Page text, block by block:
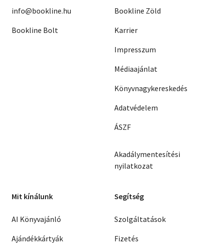
info@bookline.hu
Bookline Bolt
Bookline Zöld
Karrier
Impresszum
Médiaajánlat
Könyvnagykereskedés
Adatvédelem
ÁSZF
Akadálymentesítési
nyilatkozat
Mit kínálunk
AI Könyvajánló
Ajándékkártyák
Segítség
Szolgáltatások
Fizetés